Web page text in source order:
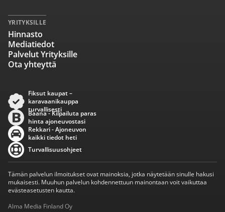
YRITYKSILLE
Hinnasto
Mediatiedot
Palvelut Yrityksille
Ota yhteyttä
Fiksut kaupat –
karavaanikauppa
turvallisesti
Baana - Kilpailuta paras
hinta ajoneuvostasi
Rekkari - Ajoneuvon
kaikki tiedot heti
Turvallisuusohjeet
Tämän palvelun ilmoitukset ovat mainoksia, jotka näytetään sinulle hakusi
mukaisesti. Muuhun palvelun kohdennettuun mainontaan voit vaikuttaa
evästeasetusten kautta.
Alma Media Finland Oy